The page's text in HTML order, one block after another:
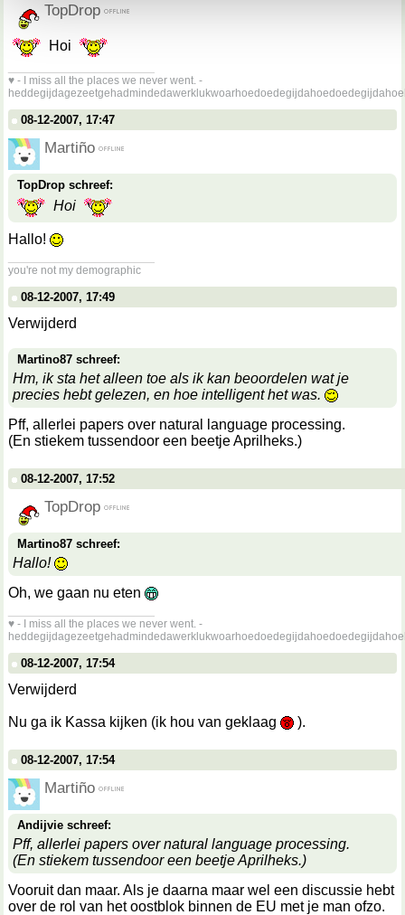
TopDrop
Hoi
♥ - I miss all the places we never went. -
08-12-2007, 17:47
Martiño
TopDrop schreef:
Hoi
Hallo!
you're not my demographic
08-12-2007, 17:49
Verwijderd
Martino87 schreef:
Hm, ik sta het alleen toe als ik kan beoordelen wat je
precies hebt gelezen, en hoe intelligent het was.
Pff, allerlei papers over natural language processing.
(En stiekem tussendoor een beetje Aprilheks.)
08-12-2007, 17:52
TopDrop
Martino87 schreef:
Hallo!
Oh, we gaan nu eten
♥ - I miss all the places we never went. -
08-12-2007, 17:54
Verwijderd
Nu ga ik Kassa kijken (ik hou van geklaag ).
08-12-2007, 17:54
Martiño
Andijvie schreef:
Pff, allerlei papers over natural language processing.
(En stiekem tussendoor een beetje Aprilheks.)
Vooruit dan maar. Als je daarna maar wel een discussie hebt
over de rol van het oostblok binnen de EU met je man ofzo.